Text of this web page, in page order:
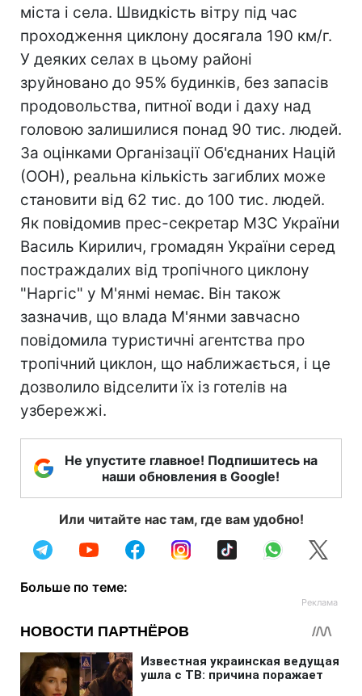
міста і села. Швидкість вітру під час
проходження циклону досягала 190 км/г.
У деяких селах в цьому районі
зруйновано до 95% будинків, без запасів
продовольства, питної води і даху над
головою залишилися понад 90 тис. людей.
За оцінками Організації Об'єднаних Націй
(ООН), реальна кількість загиблих може
становити від 62 тис. до 100 тис. людей.
Як повідомив прес-секретар МЗС України
Василь Кирилич, громадян України серед
постраждалих від тропічного циклону
"Наргіс" у М'янмі немає. Він також
зазначив, що влада М'янми завчасно
повідомила туристичні агентства про
тропічний циклон, що наближається, і це
дозволило відселити їх із готелів на
узбережжі.
Не упустите главное! Подпишитесь на
наши обновления в Google!
Или читайте нас там, где вам удобно!
Больше по теме: